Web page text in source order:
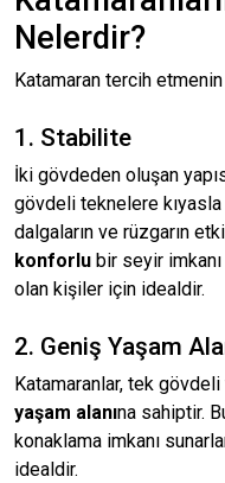
Nelerdir?
Katamaran tercih etmenin
1. Stabilite
İki gövdeden oluşan
gövdeli teknelere kıyasla
dalgaların ve rüzgarın
konforlu bir seyir
olan kişiler için idealdir.
2. Geniş Yaşam
Katamaranlar, tek
yaşam alanına sahiptir.
konaklama imkanı
idealdir.